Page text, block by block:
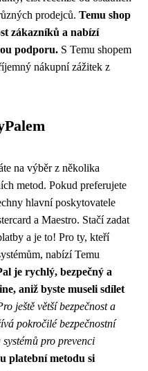
prodejců. Temu shop
zákazníků a nabízí
podporu. S Temu shopem
nákupní zážitek z
na výběr z několika
metod. Pokud preferujete
hlavní poskytovatele
a Maestro. Stačí zadat
a je to! Pro ty, kteří
nabízí Temu
je rychlý, bezpečný a
aniž byste museli sdílet
ještě větší bezpečnost a
pokročilé bezpečnostní
pro prevenci
platební metodu si